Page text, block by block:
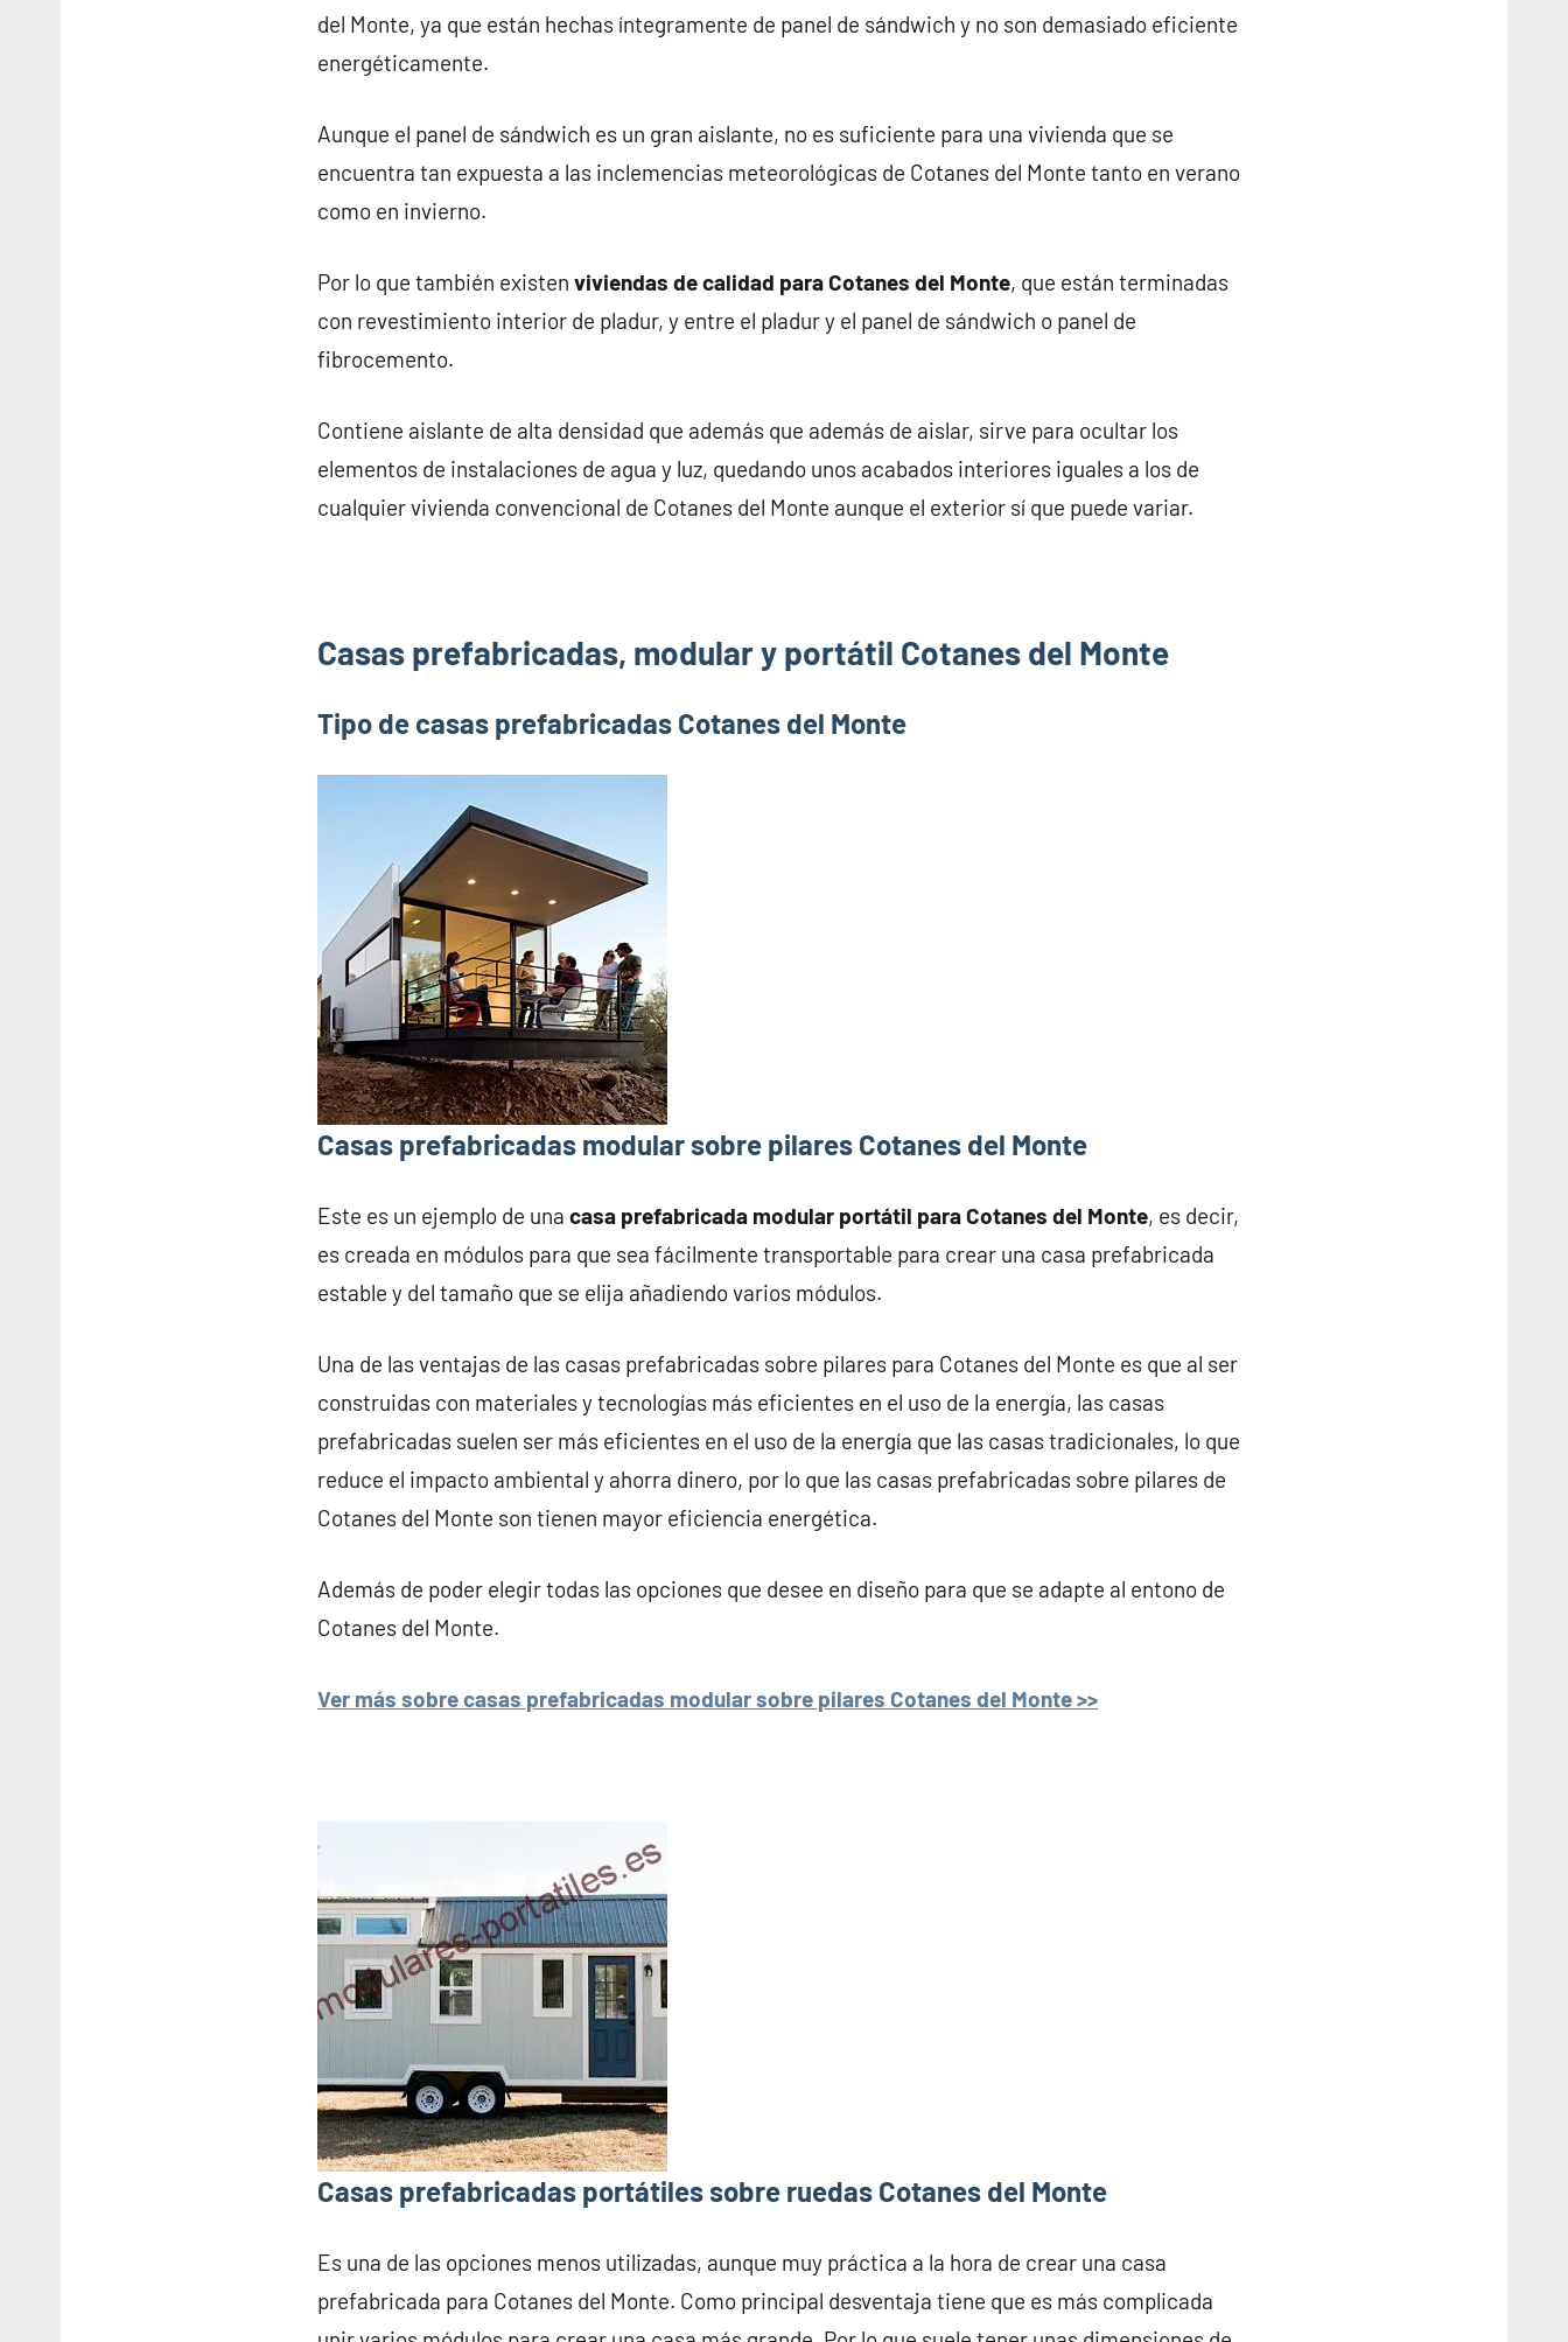
del Monte, ya que están hechas íntegramente de panel de sándwich y no son demasiado eficiente
energéticamente.
Aunque el panel de sándwich es un gran aislante, no es suficiente para una vivienda que se
encuentra tan expuesta a las inclemencias meteorológicas de Cotanes del Monte tanto en verano
como en invierno.
Por lo que también existen viviendas de calidad para Cotanes del Monte, que están terminadas
con revestimiento interior de pladur, y entre el pladur y el panel de sándwich o panel de
fibrocemento.
Contiene aislante de alta densidad que además que además de aislar, sirve para ocultar los
elementos de instalaciones de agua y luz, quedando unos acabados interiores iguales a los de
cualquier vivienda convencional de Cotanes del Monte aunque el exterior sí que puede variar.
Casas prefabricadas, modular y portátil Cotanes del Monte
Tipo de casas prefabricadas Cotanes del Monte
Casas prefabricadas modular sobre pilares Cotanes del Monte
Este es un ejemplo de una casa prefabricada modular portátil para Cotanes del Monte, es decir,
es creada en módulos para que sea fácilmente transportable para crear una casa prefabricada
estable y del tamaño que se elija añadiendo varios módulos.
Una de las ventajas de las casas prefabricadas sobre pilares para Cotanes del Monte es que al ser
construidas con materiales y tecnologías más eficientes en el uso de la energía, las casas
prefabricadas suelen ser más eficientes en el uso de la energía que las casas tradicionales, lo que
reduce el impacto ambiental y ahorra dinero, por lo que las casas prefabricadas sobre pilares de
Cotanes del Monte son tienen mayor eficiencia energética.
Además de poder elegir todas las opciones que desee en diseño para que se adapte al entono de
Cotanes del Monte.
Ver más sobre casas prefabricadas modular sobre pilares Cotanes del Monte >>
Casas prefabricadas portátiles sobre ruedas Cotanes del Monte
Es una de las opciones menos utilizadas, aunque muy práctica a la hora de crear una casa
prefabricada para Cotanes del Monte. Como principal desventaja tiene que es más complicada